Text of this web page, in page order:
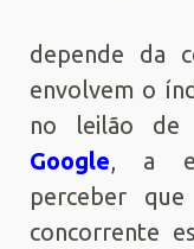
depende da
envolvem o
no leilão de
Google, a
perceber
concorrente